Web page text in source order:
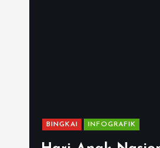
BINGKAI INFOGRAFIK